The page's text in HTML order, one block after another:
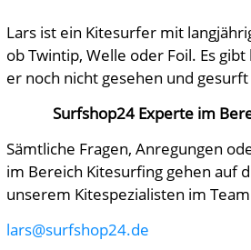
Lars ist ein Kitesurfer mit
ob Twintip, Welle oder Foil. Es
er noch nicht gesehen und
Surfshop24 Experte im
Sämtliche Fragen, Anregungen
im Bereich Kitesurfing gehen auf
unserem Kitespezialisten im
lars@surfshop24.de